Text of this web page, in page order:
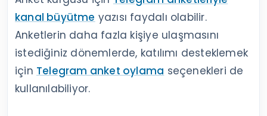
kanal büyütme yazısı faydalı olabilir.
Anketlerin daha fazla kişiye ulaşmasını
istediğiniz dönemlerde, katılımı desteklemek
için Telegram anket oylama seçenekleri de
kullanılabiliyor.